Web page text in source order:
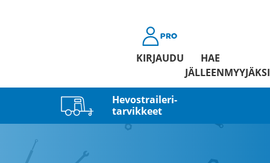
KIRJAUDU
HAE
JÄLLEENMYYJÄKSI
Hevostraileri­
tarvikkeet